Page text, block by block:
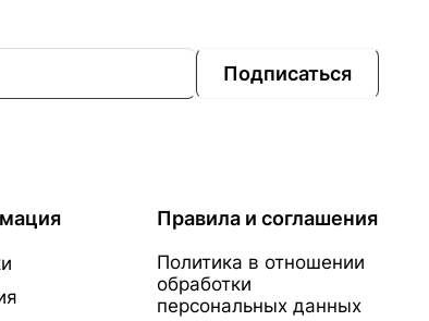
Подписаться
Правила и соглашения
Политика в отношении
обработки
персональных данных